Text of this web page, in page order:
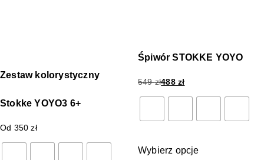
Zestaw kolorystyczny
Stokke YOYO3 6+
Od 350zł
Śpiwór STOKKE YOYO
549zł488zł
Wybierz opcje